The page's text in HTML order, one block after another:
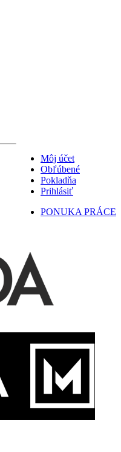
Môj účet
Obľúbené
Pokladňa
Prihlásiť
PONUKA PRÁCE